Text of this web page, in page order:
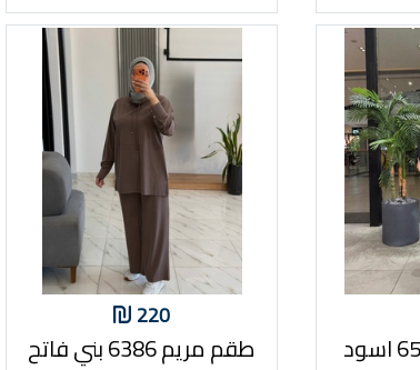
220
طقم مريم 6386 بني فاتح